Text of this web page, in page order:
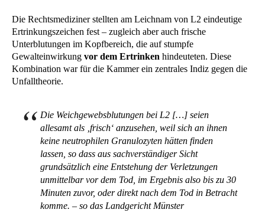
Die Rechtsmediziner stellten am Leichnam von L2 eindeutige
Ertrinkungszeichen fest – zugleich aber auch frische
Unterblutungen im Kopfbereich, die auf stumpfe
Gewalteinwirkung vor dem Ertrinken hindeuteten. Diese
Kombination war für die Kammer ein zentrales Indiz gegen die
Unfalltheorie.
Die Weichgewebsblutungen bei L2 […] seien
allesamt als ‚frisch‘ anzusehen, weil sich an ihnen
keine neutrophilen Granulozyten hätten finden
lassen, so dass aus sachverständiger Sicht
grundsätzlich eine Entstehung der Verletzungen
unmittelbar vor dem Tod, im Ergebnis also bis zu 30
Minuten zuvor, oder direkt nach dem Tod in Betracht
komme. – so das Landgericht Münster